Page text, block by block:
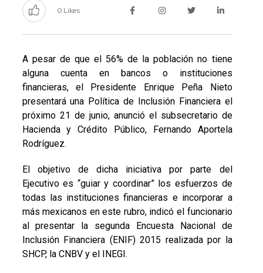
0 Likes
A pesar de que el 56% de la población no tiene
alguna cuenta en bancos o instituciones
financieras, el Presidente Enrique Peña Nieto
presentará una Política de Inclusión Financiera el
próximo 21 de junio, anunció el subsecretario de
Hacienda y Crédito Público, Fernando Aportela
Rodríguez.
El objetivo de dicha iniciativa por parte del
Ejecutivo es “guiar y coordinar” los esfuerzos de
todas las instituciones financieras e incorporar a
más mexicanos en este rubro, indicó el funcionario
al presentar la segunda Encuesta Nacional de
Inclusión Financiera (ENIF) 2015 realizada por la
SHCP, la CNBV y el INEGI.